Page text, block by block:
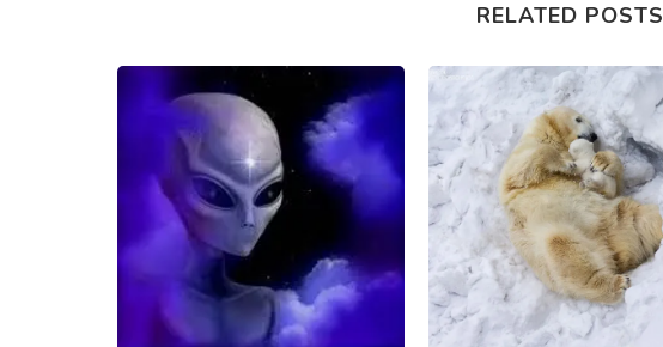
RELATED POSTS